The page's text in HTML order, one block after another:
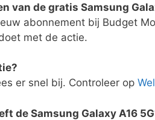
van de gratis Samsung
abonnement bij Budget
met de actie.
er snel bij. Controleer op
de Samsung Galaxy A16